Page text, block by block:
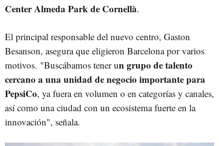
Center Almeda Park de Cornellà.
El principal responsable del nuevo centro, Gaston
Besanson, asegura que eligieron Barcelona por varios
motivos. "Buscábamos tener un grupo de talento
cercano a una unidad de negocio importante para
PepsiCo, ya fuera en volumen o en categorías y canales,
así como una ciudad con un ecosistema fuerte en la
innovación", señala.